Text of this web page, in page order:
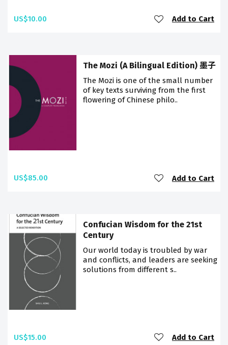
US$10.00 Add to Cart
The Mozi (A Bilingual Edition) 墨子
The Mozi is one of the small number
of key texts surviving from the first
flowering of Chinese philo..
US$85.00 Add to Cart
Confucian Wisdom for the 21st
Century
Our world today is troubled by war
and conflicts, and leaders are seeking
solutions from different s..
US$15.00 Add to Cart